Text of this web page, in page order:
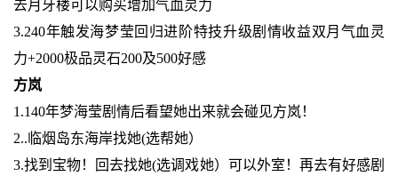
去月牙楼可以购买增加气血灵力
3.240年触发海梦莹回归进阶特技升级剧情收益双月气血灵
力+2000极品灵石200及500好感
方岚
1.140年梦海莹剧情后看望她出来就会碰见方岚！
2..临烟岛东海岸找她(选帮她）
3.找到宝物！回去找她(选调戏她）可以外室！再去有好感剧